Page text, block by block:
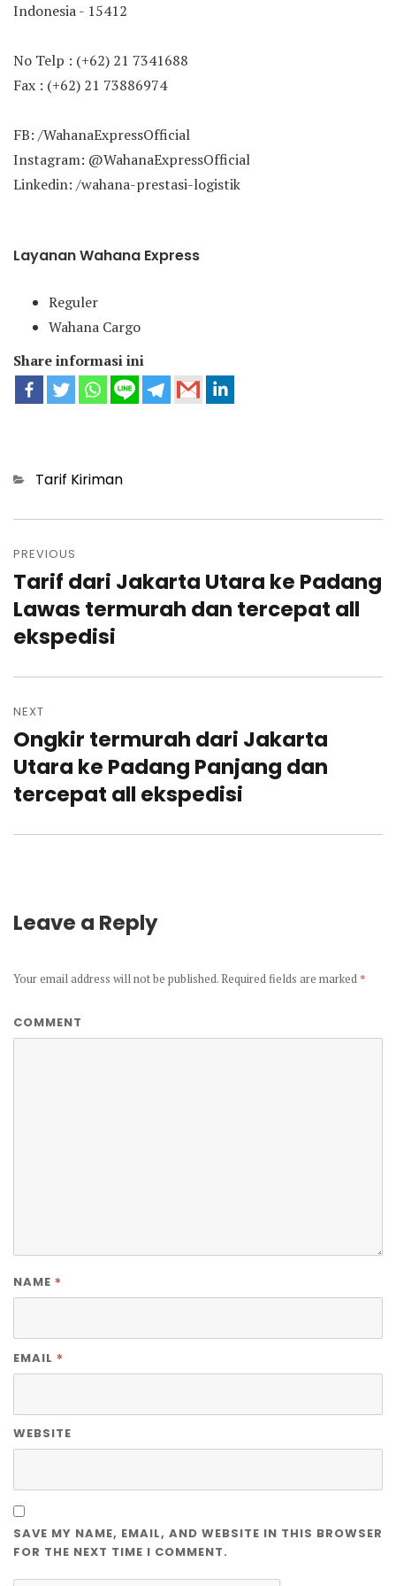
Indonesia - 15412
No Telp : (+62) 21 7341688
Fax : (+62) 21 73886974
FB: /WahanaExpressOfficial
Instagram: @WahanaExpressOfficial
Linkedin: /wahana-prestasi-logistik
Layanan Wahana Express
Reguler
Wahana Cargo
Share informasi ini
Categories
Tarif Kiriman
navigation
PREVIOUS
Previous
post:
Tarif dari Jakarta Utara ke Padang
Lawas termurah dan tercepat all
ekspedisi
NEXT
Next
post:
Ongkir termurah dari Jakarta
Utara ke Padang Panjang dan
tercepat all ekspedisi
Leave a Reply
Your email address will not be published. Required fields are marked *
COMMENT
NAME *
EMAIL *
WEBSITE
SAVE MY NAME, EMAIL, AND WEBSITE IN THIS BROWSER
FOR THE NEXT TIME I COMMENT.